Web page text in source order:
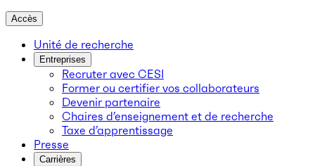
Accès
Unité de recherche
Entreprises
Recruter avec CESI
Former ou certifier vos collaborateurs
Devenir partenaire
Chaires d’enseignement et de recherche
Taxe d’apprentissage
Presse
Carrières